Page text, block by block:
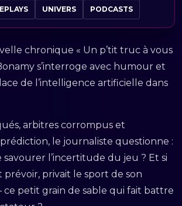
UNIVERS PODCASTS
chronique « Un p’tit truc à vous
s’interroge avec humour et
de l’intelligence artificielle dans
arbitres corrompus et
le journaliste questionne :
l’incertitude du jeu ? Et si
prévoir, privait le sport de son
petit grain de sable qui fait battre